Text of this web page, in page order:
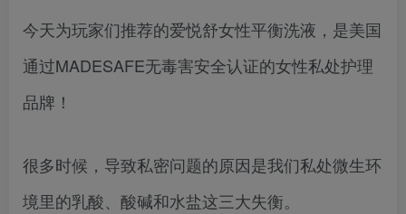
今天为玩家们推荐的爱悦舒女性平衡洗液，是美国
通过MADESAFE无毒害安全认证的女性私处护理
品牌！
很多时候，导致私密问题的原因是我们私处微生环
境里的乳酸、酸碱和水盐这三大失衡。